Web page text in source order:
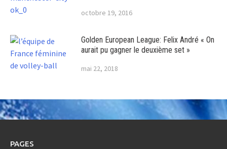
octobre 19, 2016
Golden European League: Felix André « On
aurait pu gagner le deuxième set »
mai 22, 2018
PAGES